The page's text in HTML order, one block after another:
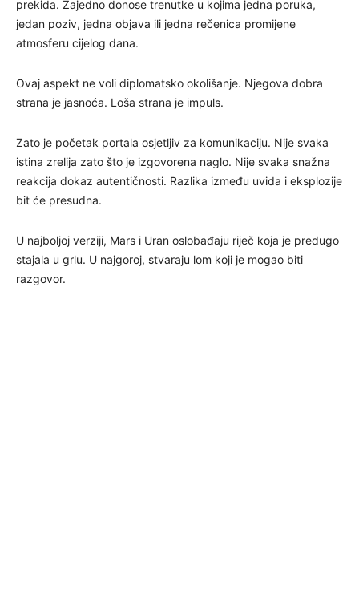
prekida. Zajedno donose trenutke u kojima jedna poruka,
jedan poziv, jedna objava ili jedna rečenica promijene
atmosferu cijelog dana.
Ovaj aspekt ne voli diplomatsko okolišanje. Njegova dobra
strana je jasnoća. Loša strana je impuls.
Zato je početak portala osjetljiv za komunikaciju. Nije svaka
istina zrelija zato što je izgovorena naglo. Nije svaka snažna
reakcija dokaz autentičnosti. Razlika između uvida i eksplozije
bit će presudna.
U najboljoj verziji, Mars i Uran oslobađaju riječ koja je predugo
stajala u grlu. U najgoroj, stvaraju lom koji je mogao biti
razgovor.